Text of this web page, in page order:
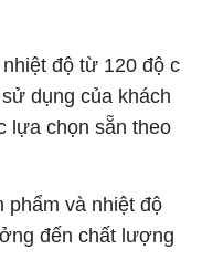
độ từ 120 độ c
dụng của khách
lựa chọn sẵn theo
phẩm và nhiệt độ
đến chất lượng